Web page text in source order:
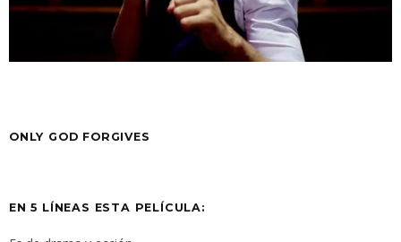
ONLY GOD FORGIVES
EN 5 LÍNEAS ESTA PELÍCULA: